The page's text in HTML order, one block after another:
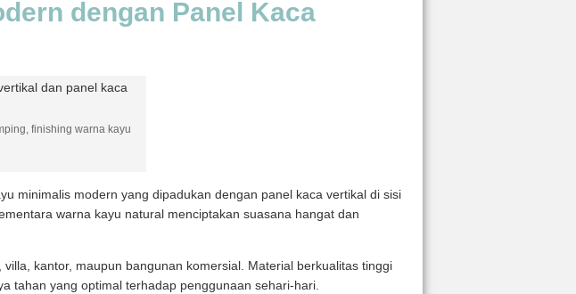
dengan Panel Kaca
finishing warna kayu
minimalis modern yang dipadukan dengan panel kaca vertikal di sisi
warna kayu natural menciptakan suasana hangat dan
kantor, maupun bangunan komersial. Material berkualitas tinggi
tahan yang optimal terhadap penggunaan sehari-hari.